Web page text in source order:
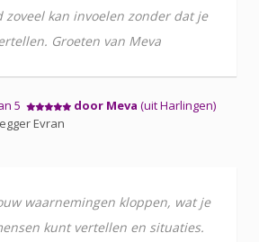
zoveel kan invoelen zonder dat je
Groeten van Meva
5 door Meva (uit Harlingen)
Evran
waarnemingen kloppen, wat je
kunt vertellen en situaties.